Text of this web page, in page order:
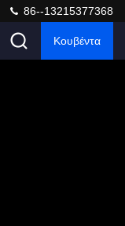
86--13215377368
Κουβέντα